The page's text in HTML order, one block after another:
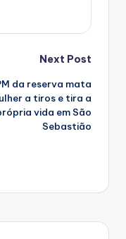
Next Post
da reserva mata
a tiros e tira a
vida em São
Sebastião